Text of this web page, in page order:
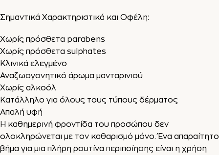
Σημαντικά Χαρακτηριστικά και Οφέλη:
Χωρίς πρόσθετα parabens
Χωρίς πρόσθετα sulphates
Κλινικά ελεγμένο
Αναζωογονητικό άρωμα μανταρινιού
Χωρίς αλκοόλ
Κατάλληλο για όλους τους τύπους δέρματος
Απαλή υφή
Η καθημερινή φροντίδα του προσώπου δεν
ολοκληρώνεται με τον καθαρισμό μόνο. Ένα απαραίτητο
βήμα για μια πλήρη ρουτίνα περιποίησης είναι η χρήση